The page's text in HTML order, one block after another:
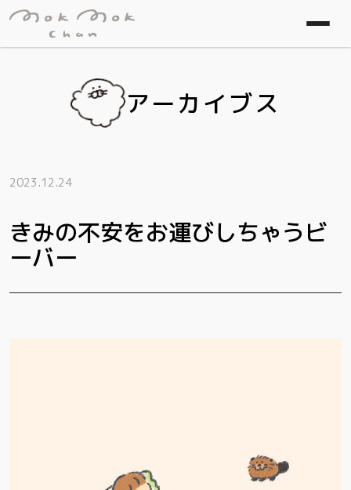
アーカイブス
2023.12.24
きみの不安をお運びしちゃうビ
ーバー